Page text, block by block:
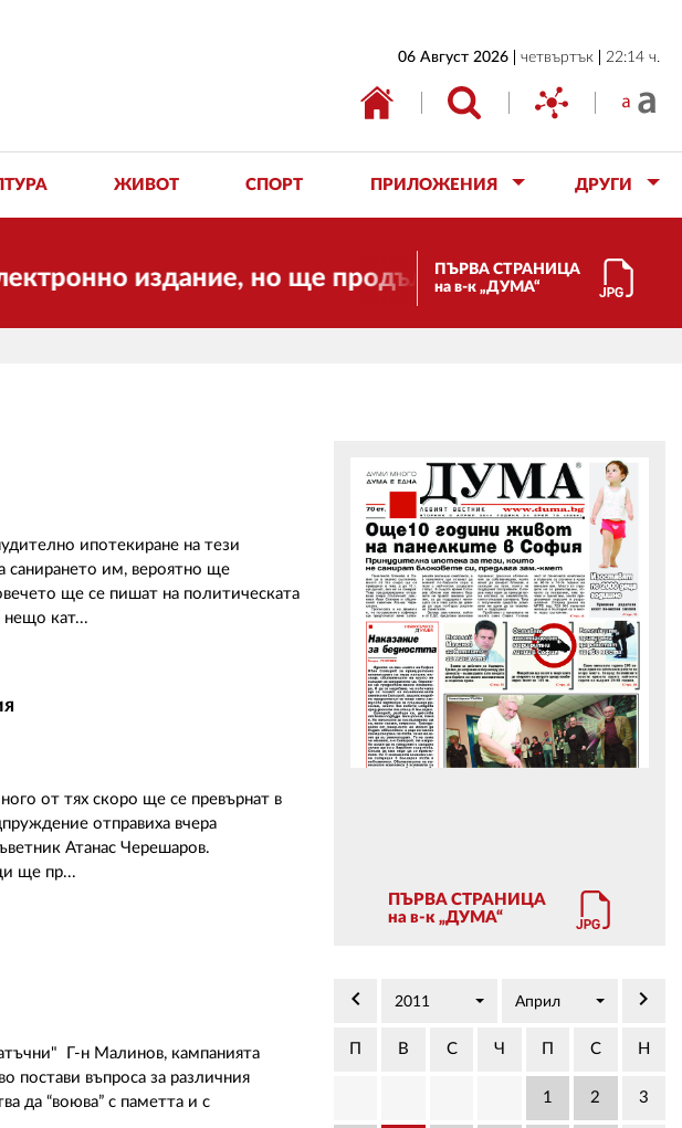
06 Август 2026 четвъртък 22:14 ч.
ЖИВОТ СПОРТ ПРИЛОЖЕНИЯ ДРУГИ
но ще продължи да работи за вас и за
ПЪРВА СТРАНИЦА
на в-к „ДУМА“
ипотекиране на тези
санирането им, вероятно ще
ще се пишат на политическата
кат...
от тях скоро ще се превърнат в
отправиха вчера
Атанас Черешаров.
ще пр...
Г-н Малинов, кампанията
постави въпроса за различния
да “воюва” с паметта и с
ПЪРВА СТРАНИЦА
на в-к „ДУМА“
keyboard_arrow_left 2011 Април keyboard_arrow_right
П В С Ч П С Н
1 2 3
ИКОНОМИКА
ОБЩЕСТВО
ДРУГИ
ЗА НАС
АВТОРИ
РЕДАКЦИЯ
КОНТАКТИ
РЕКЛАМА
АБОНАМЕНТ
ПОЛИТИКАТА ЗА
ПОВЕРИТЕЛНОСТ
02 975 20 35